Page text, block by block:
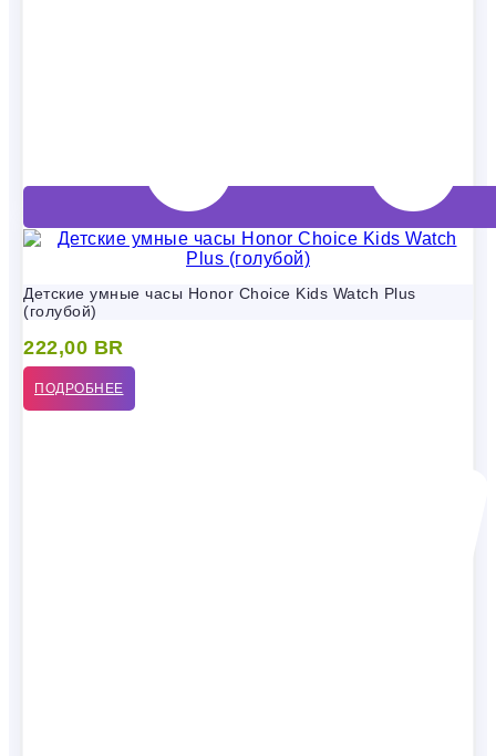
Детские умные часы Honor Choice Kids Watch Plus
(голубой)
222,00 BR
ПОДРОБНЕЕ